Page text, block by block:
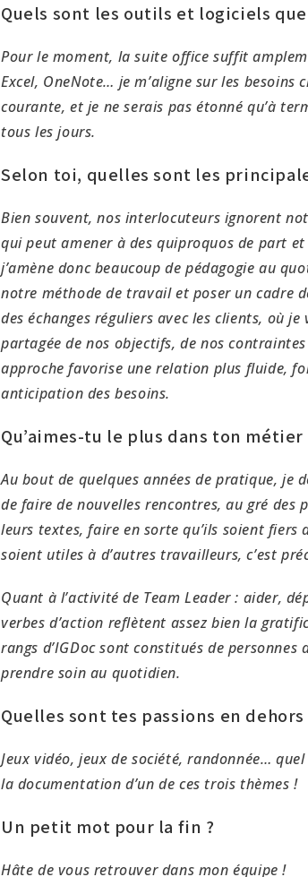
Quels sont les outils et logiciels
Pour le moment, la suite office suffit
Excel, OneNote… je m’aligne sur les
courante, et je ne serais pas étonné qu’à
tous les jours.
Selon toi, quelles sont les
Bien souvent, nos interlocuteurs ignorent
qui peut amener à des quiproquos de part
j’amène donc beaucoup de pédagogie au
notre méthode de travail et poser un cadre
des échanges réguliers avec les clients, où
partagée de nos objectifs, de nos
approche favorise une relation plus fluide,
anticipation des besoins.
Qu’aimes-tu le plus dans ton métier
Au bout de quelques années de pratique, je
de faire de nouvelles rencontres, au gré des
leurs textes, faire en sorte qu’ils soient fiers
soient utiles à d’autres travailleurs, c’est
Quant à l’activité de Team Leader : aider,
verbes d’action reflètent assez bien la
rangs d’IGDoc sont constitués de
prendre soin au quotidien.
Quelles sont tes passions en
Jeux vidéo, jeux de société, randonnée…
la documentation d’un de ces trois thèmes !
Un petit mot pour la fin ?
Hâte de vous retrouver dans mon équipe !